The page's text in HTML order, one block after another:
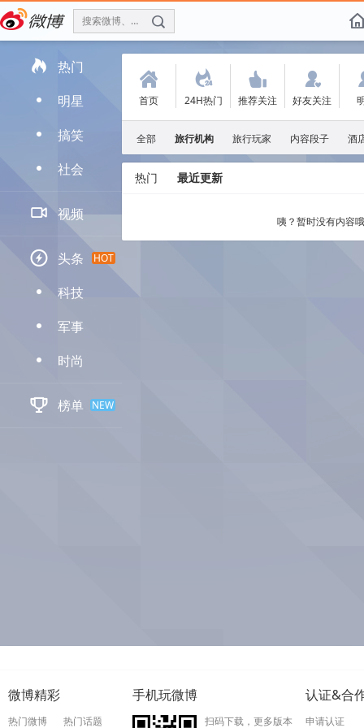
搜索微博、找人 f
 热门
D 明星
D 搞笑
D 社会
 视频
 头条 HOT
D 科技
D 军事
D 时尚
 榜单 NEW
(
首页
.
24H热门
'
推荐关注
:
好友关注
全部 旅行机构 旅行玩家 内容段子 酒
热门 最近更新
咦？暂时没有内容
微博精彩
热门微博 热门话题
手机玩微博
扫码下载，更多版本
认证&合
申请认证